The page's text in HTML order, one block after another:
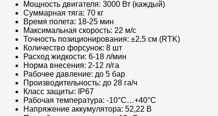
Мощность двигателя: 3000 Вт (каждый)
Суммарная тяга: 70 кг
Время полета: 18-25 мин
Максимальная скорость: 22 м/с
Точность позиционирования: ±2,5 см (RTK)
Количество форсунок: 8 шт
Расход жидкости: 6-18 л/мин
Норма внесения: 2-12 л/га
Рабочее давление: до 5 бар
Производительность: до 28 га/ч
Класс защиты: IP67
Рабочая температура: -10°C…+40°C
Напряжение аккумулятора: 52,22 В